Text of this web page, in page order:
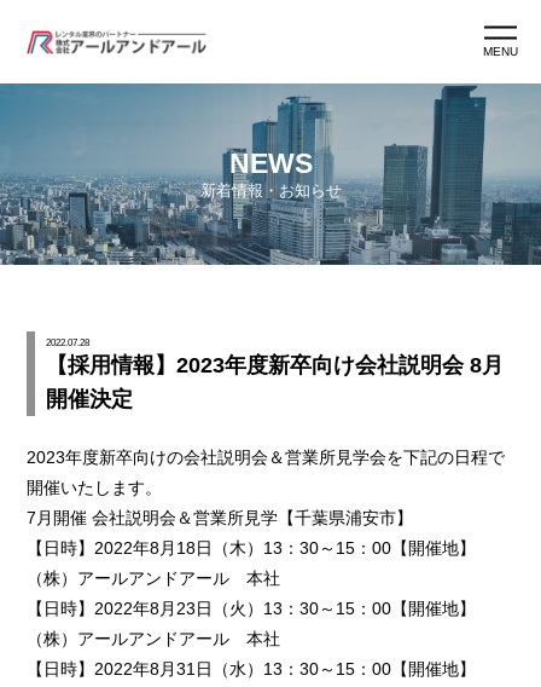
MENU
アールアンドアールとは
アールマン育成
ワークスタイル
よくあるご質問
新卒採用
エントリー
エントリー
NEWS
新着情報・お知らせ
2022.07.28
【採用情報】2023年度新卒向け会社説明会 8月
開催決定
2023年度新卒向けの会社説明会＆営業所見学会を下記の日程で
開催いたします。
7月開催 会社説明会＆営業所見学【千葉県浦安市】
【日時】2022年8月18日（木）13：30～15：00【開催地】
（株）アールアンドアール 本社
【日時】2022年8月23日（火）13：30～15：00【開催地】
（株）アールアンドアール 本社
【日時】2022年8月31日（水）13：30～15：00【開催地】